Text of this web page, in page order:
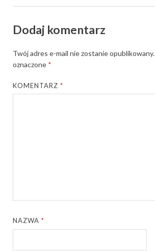
Dodaj komentarz
Twój adres e-mail nie zostanie opublikowany.
oznaczone *
KOMENTARZ*
NAZWA*